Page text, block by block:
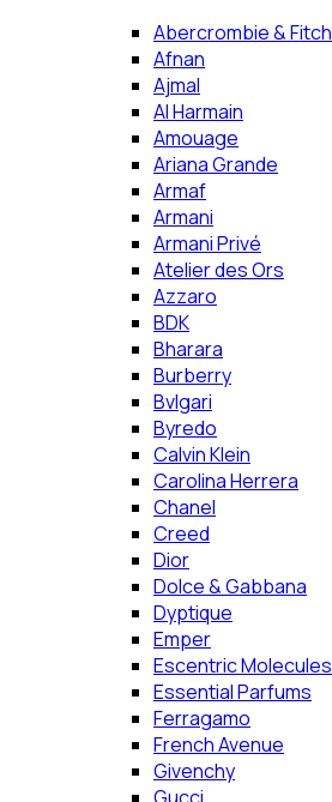
Abercrombie & Fitch
Afnan
Ajmal
Al Harmain
Amouage
Ariana Grande
Armaf
Armani
Armani Privé
Atelier des Ors
Azzaro
BDK
Bharara
Burberry
Bvlgari
Byredo
Calvin Klein
Carolina Herrera
Chanel
Creed
Dior
Dolce & Gabbana
Dyptique
Emper
Escentric Molecules
Essential Parfums
Ferragamo
French Avenue
Givenchy